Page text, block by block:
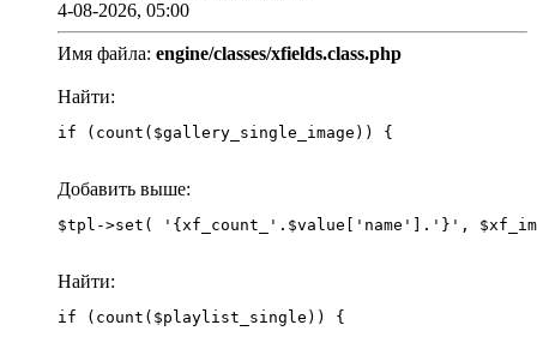
4-08-2026, 05:00
Имя файла: engine/classes/xfields.class.php
Найти:
if (count($gallery_single_image)) {
Добавить выше:
Найти:
if (count($playlist_single)) {